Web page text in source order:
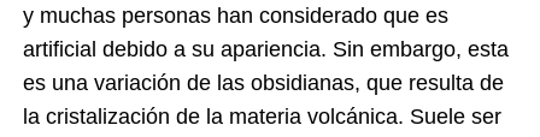
y muchas personas han considerado que es
artificial debido a su apariencia. Sin embargo, esta
es una variación de las obsidianas, que resulta de
la cristalización de la materia volcánica. Suele ser